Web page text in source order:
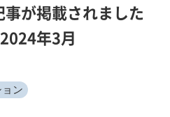
が掲載されました
年3月
ン